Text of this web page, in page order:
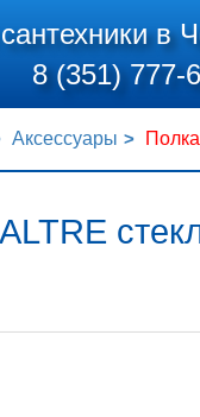
в
8 (351) 777-
Аксессуары